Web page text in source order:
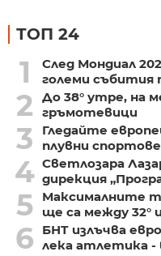
ТОП 24
1
След Мондиал
големи събития
2
До 38° утре, на
гръмотевици
3
Гледайте
плувни
4 Светлозара
дирекция
5
Максималните
ще са между 32° и
6
БНТ излъчва
лека атлетика